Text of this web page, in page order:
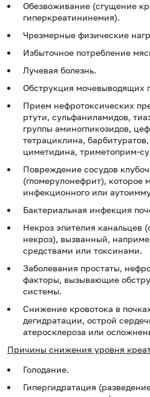
Обезвоживание (сгущение
гиперкреатининемия).
Чрезмерные физические
Избыточное потребление
Лучевая болезнь.
Обструкция мочевыводящих
Прием нефротоксических
ртути, сульфаниламидов,
группы аминогликозидов,
тетрациклина,
циметидина, триметоприм-
Повреждение сосудов
(гломерулонефрит), которое
инфекционного или
Бактериальная инфекция
Некроз эпителия канальцев
некроз), вызванный,
средствами или токсинами.
Заболевания простаты,
факторы, вызывающие
системы.
Снижение кровотока в
дегидратации, острой
атеросклероза или
Причины снижения уровня
Голодание.
Гипергидратация